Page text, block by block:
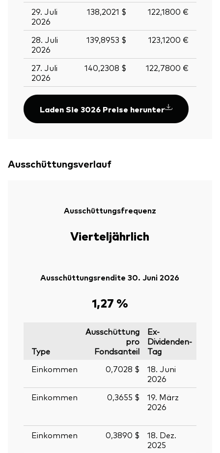
29. Juli
2026
138,2021 $ 122,1800 €
28. Juli
2026
139,8953 $ 123,1200 €
27. Juli
2026
140,2308 $ 122,7800 €
Laden Sie 3026 Preise herunter
Ausschüttungsverlauf
Ausschüttungsfrequenz
Vierteljährlich
Ausschüttungsrendite 30. Juni 2026
1,27 %
Type
Ausschüttung
pro
Fondsanteil
Ex-
Dividenden-
Tag
Einkommen
0,7028 $
18. Juni
2026
Einkommen
0,3655 $
19. März
2026
Einkommen
0,3890 $
18. Dez.
2025